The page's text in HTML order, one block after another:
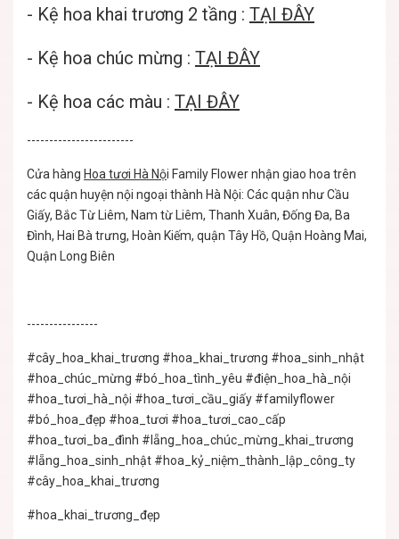
- Kệ hoa khai trương 2 tầng : TẠI ĐÂY
- Kệ hoa chúc mừng : TẠI ĐÂY
- Kệ hoa các màu : TẠI ĐÂY
------------------------
Cửa hàng Hoa tươi Hà Nội Family Flower nhận giao hoa trên
các quận huyện nội ngoại thành Hà Nội: Các quận như Cầu
Giấy, Bắc Từ Liêm, Nam từ Liêm, Thanh Xuân, Đống Đa, Ba
Đình, Hai Bà trưng, Hoàn Kiếm, quận Tây Hồ, Quận Hoàng Mai,
Quận Long Biên
----------------
#cây_hoa_khai_trương #hoa_khai_trương #hoa_sinh_nhật
#hoa_chúc_mừng #bó_hoa_tình_yêu #điện_hoa_hà_nội
#hoa_tươi_hà_nội #hoa_tươi_cầu_giấy #familyflower
#bó_hoa_đẹp #hoa_tươi #hoa_tươi_cao_cấp
#hoa_tươi_ba_đình #lẵng_hoa_chúc_mừng_khai_trương
#lẵng_hoa_sinh_nhật #hoa_kỷ_niệm_thành_lập_công_ty
#cây_hoa_khai_trương
#hoa_khai_trương_đẹp